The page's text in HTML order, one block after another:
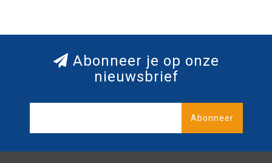
Abonneer je op onze
nieuwsbrief
Abonneer